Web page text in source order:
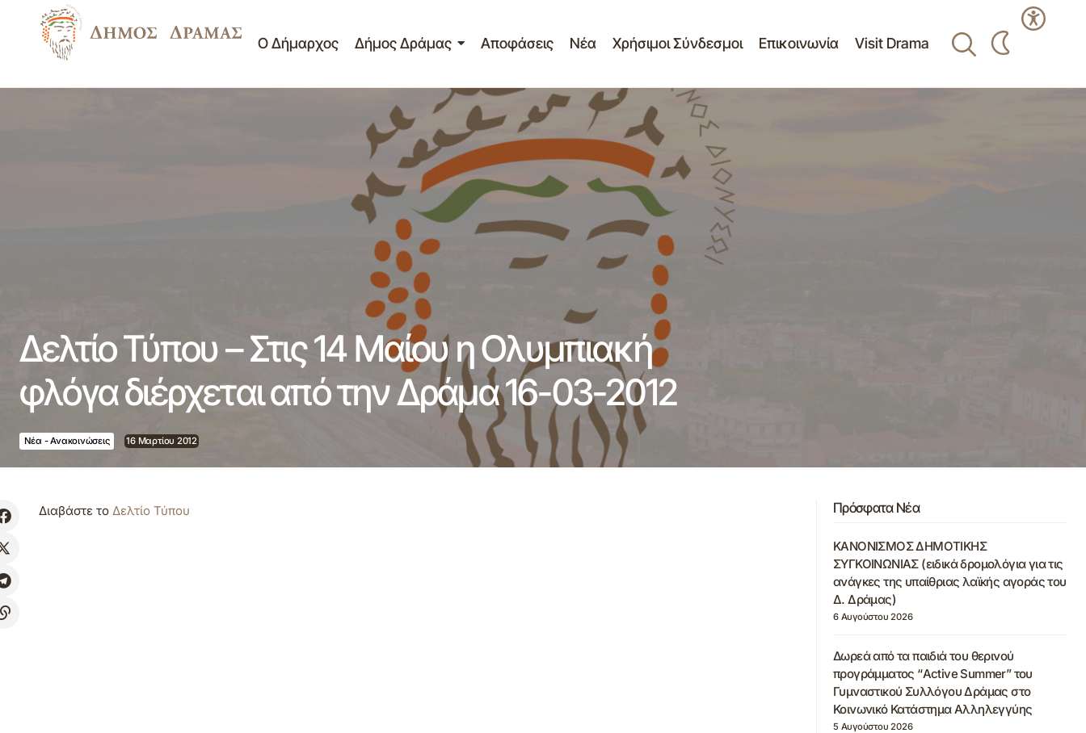
Ο Δήμαρχος Δήμος Δράμας Αποφάσεις Νέα Χρήσιμοι Σύνδεσμοι Επικοινωνία Visit Drama
Δελτίο Τύπου – Στις 14 Μαίου η Ολυμπιακή φλόγα διέρχεται από την Δράμα
16-03-2012
Δελτίο Τύπου – Στις 14 Μαίου η Ολυμπιακή
φλόγα διέρχεται από την Δράμα 16-03-2012
Νέα - Ανακοινώσεις 16 Μαρτίου 2012
Διαβάστε το Δελτίο Τύπου Πρόσφατα Νέα
ΚΑΝΟΝΙΣΜΟΣ ΔΗΜΟΤΙΚΗΣ
ΣΥΓΚΟΙΝΩΝΙΑΣ (ειδικά δρομολόγια για τις
ανάγκες της υπαίθριας λαϊκής αγοράς του
Δ. Δράμας)
6 Αυγούστου 2026
Δωρεά από τα παιδιά του θερινού
προγράμματος “Active Summer” του
Γυμναστικού Συλλόγου Δράμας στο
Κοινωνικό Κατάστημα Αλληλεγγύης
5 Αυγούστου 2026